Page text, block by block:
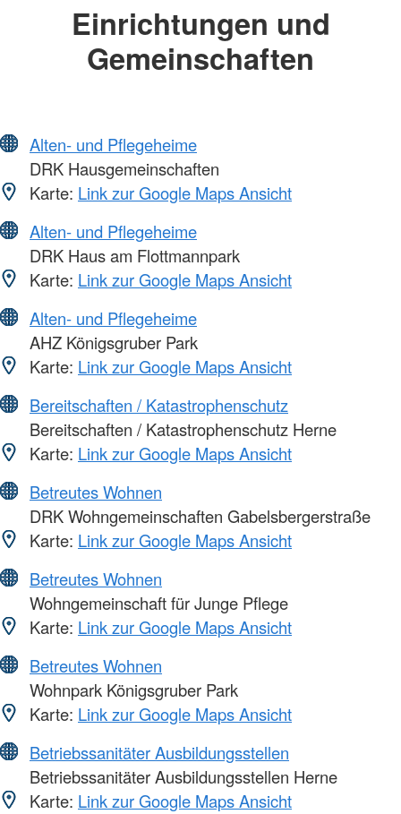
Einrichtungen und
Gemeinschaften
Alten- und Pflegeheime
DRK Hausgemeinschaften
Karte: Link zur Google Maps Ansicht
Alten- und Pflegeheime
DRK Haus am Flottmannpark
Karte: Link zur Google Maps Ansicht
Alten- und Pflegeheime
AHZ Königsgruber Park
Karte: Link zur Google Maps Ansicht
Bereitschaften / Katastrophenschutz
Bereitschaften / Katastrophenschutz Herne
Karte: Link zur Google Maps Ansicht
Betreutes Wohnen
DRK Wohngemeinschaften Gabelsbergerstraße
Karte: Link zur Google Maps Ansicht
Betreutes Wohnen
Wohngemeinschaft für Junge Pflege
Karte: Link zur Google Maps Ansicht
Betreutes Wohnen
Wohnpark Königsgruber Park
Karte: Link zur Google Maps Ansicht
Betriebssanitäter Ausbildungsstellen
Betriebssanitäter Ausbildungsstellen Herne
Karte: Link zur Google Maps Ansicht